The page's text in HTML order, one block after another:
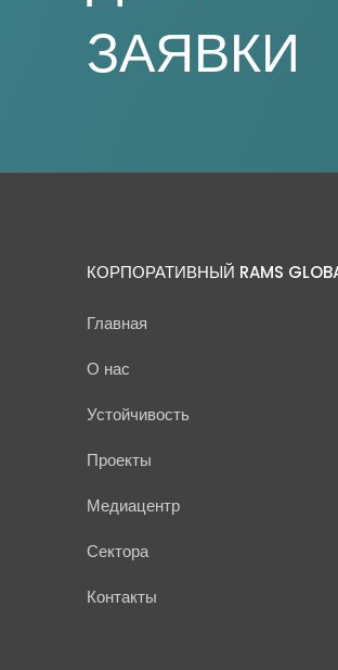
ЗАЯВКИ
КОРПОРАТИВНЫЙ RAMS
Главная
О нас
Устойчивость
Проекты
Медиацентр
Сектора
Контакты